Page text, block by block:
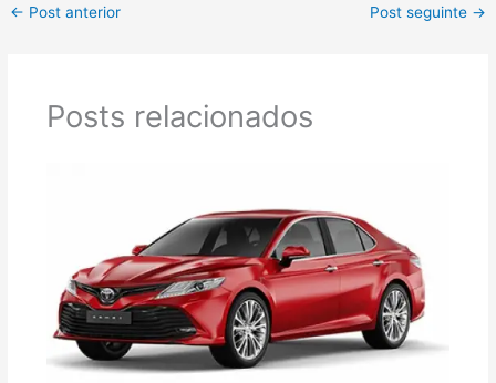
← Post anterior Post seguinte →
Posts relacionados